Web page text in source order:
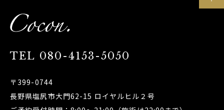
TEL 080-4153-5050
〒399-0744
長野県塩尻市大門62-15 ロイヤルヒル２号